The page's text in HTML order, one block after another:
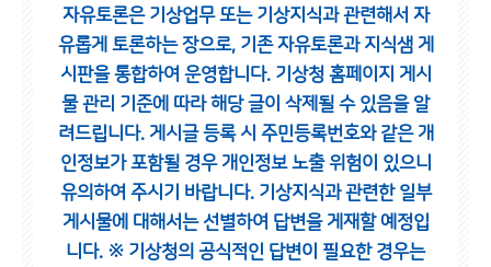
자유토론은 기상업무 또는 기상지식과 관련해서 자
유롭게 토론하는 장으로, 기존 자유토론과 지식샘 게
시판을 통합하여 운영합니다. 기상청 홈페이지 게시
물 관리 기준에 따라 해당 글이 삭제될 수 있음을 알
려드립니다. 게시글 등록 시 주민등록번호와 같은 개
인정보가 포함될 경우 개인정보 노출 위험이 있으니
유의하여 주시기 바랍니다. 기상지식과 관련한 일부
게시물에 대해서는 선별하여 답변을 게재할 예정입
니다. ※ 기상청의 공식적인 답변이 필요한 경우는